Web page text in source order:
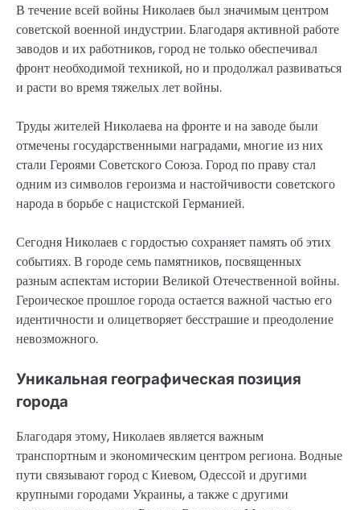
В течение всей войны Николаев был значимым центром
советской военной индустрии. Благодаря активной работе
заводов и их работников, город не только обеспечивал
фронт необходимой техникой, но и продолжал развиваться
и расти во время тяжелых лет войны.
Труды жителей Николаева на фронте и на заводе были
отмечены государственными наградами, многие из них
стали Героями Советского Союза. Город по праву стал
одним из символов героизма и настойчивости советского
народа в борьбе с нацистской Германией.
Сегодня Николаев с гордостью сохраняет память об этих
событиях. В городе семь памятников, посвященных
разным аспектам истории Великой Отечественной войны.
Героическое прошлое города остается важной частью его
идентичности и олицетворяет бесстрашие и преодоление
невозможного.
Уникальная географическая позиция
города
Благодаря этому, Николаев является важным
транспортным и экономическим центром региона. Водные
пути связывают город с Киевом, Одессой и другими
крупными городами Украины, а также с другими